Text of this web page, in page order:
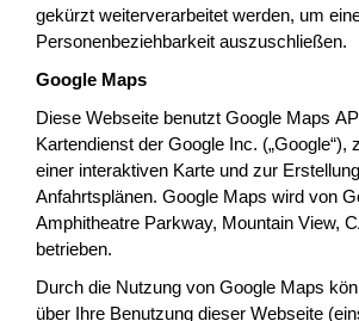
gekürzt weiterverarbeitet werden, um
Personenbeziehbarkeit auszuschließen.
Google Maps
Diese Webseite benutzt Google Maps
Kartendienst der Google Inc. („Google“),
einer interaktiven Karte und zur
Anfahrtsplänen. Google Maps wird von
Amphitheatre Parkway, Mountain View,
betrieben.
Durch die Nutzung von Google Maps
über Ihre Benutzung dieser Webseite